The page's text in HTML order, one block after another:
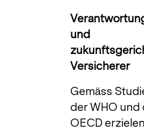
und
Versicherer
Gemäss
der WHO und
OECD erzielen